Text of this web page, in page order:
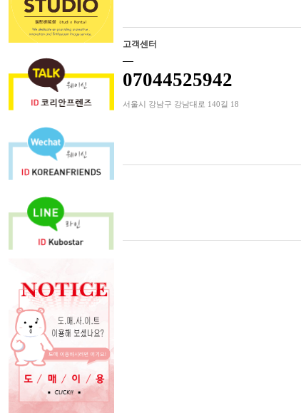
고객센터
07044525942
서울시 강남구 강남대로 140길 18